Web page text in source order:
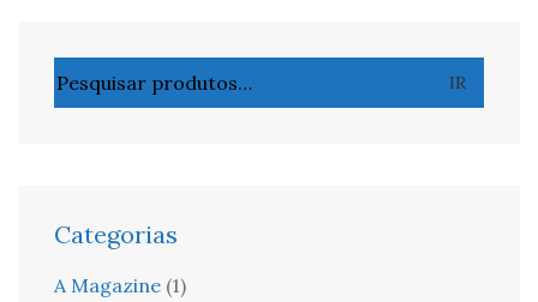
por:
IR
Categorias
A Magazine (1)